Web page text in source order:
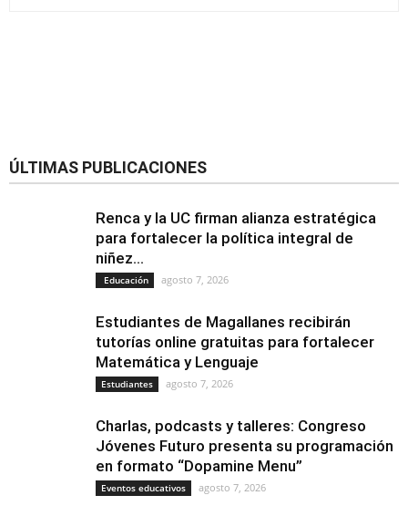
ÚLTIMAS PUBLICACIONES
Renca y la UC firman alianza estratégica
para fortalecer la política integral de
niñez...
Educación agosto 7, 2026
Estudiantes de Magallanes recibirán
tutorías online gratuitas para fortalecer
Matemática y Lenguaje
Estudiantes agosto 7, 2026
Charlas, podcasts y talleres: Congreso
Jóvenes Futuro presenta su programación
en formato “Dopamine Menu”
Eventos educativos agosto 7, 2026